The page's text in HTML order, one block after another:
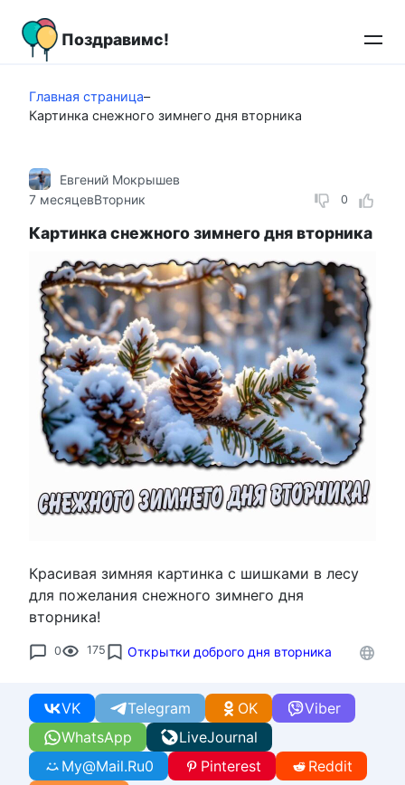
контенту
Поздравимс!
Главная страница–
Картинка снежного зимнего дня вторника
0
Евгений Мокрышев
7 месяцевВторник
Картинка снежного зимнего дня вторника
Красивая зимняя картинка с шишками в лесу
для пожелания снежного зимнего дня
вторника!
0 175 Открытки доброго дня вторника
WhatsApp
VK Telegram Viber
OK
LiveJournal
My@Mail.Ru0 Pinterest
Reddit